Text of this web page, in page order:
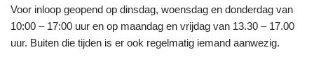
Voor inloop geopend op dinsdag, woensdag en donderdag van
10:00 – 17:00 uur en op maandag en vrijdag van 13.30 – 17.00
uur. Buiten die tijden is er ook regelmatig iemand aanwezig.